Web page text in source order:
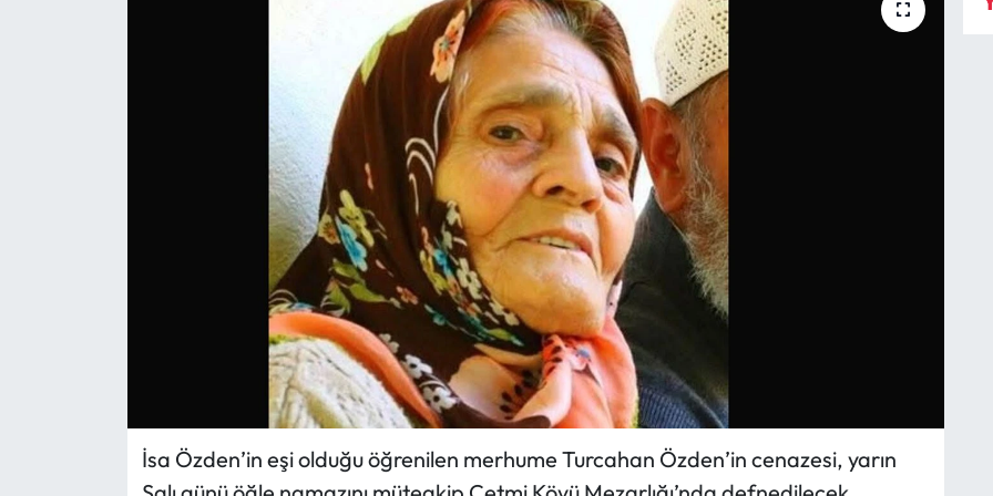
İsa Özden’in eşi olduğu öğrenilen merhume Turcahan Özden’in cenazesi, yarın
Laçin Haberleri